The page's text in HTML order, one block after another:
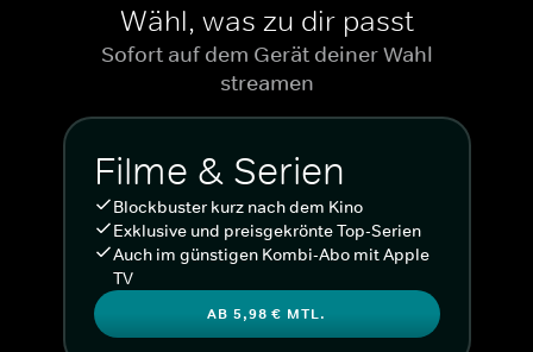
Wähl, was zu dir passt
Sofort auf dem Gerät deiner Wahl
streamen
Filme & Serien
Blockbuster kurz nach dem Kino
Exklusive und preisgekrönte Top-Serien
Auch im günstigen Kombi-Abo mit Apple
TV
AB 5,98 € MTL.